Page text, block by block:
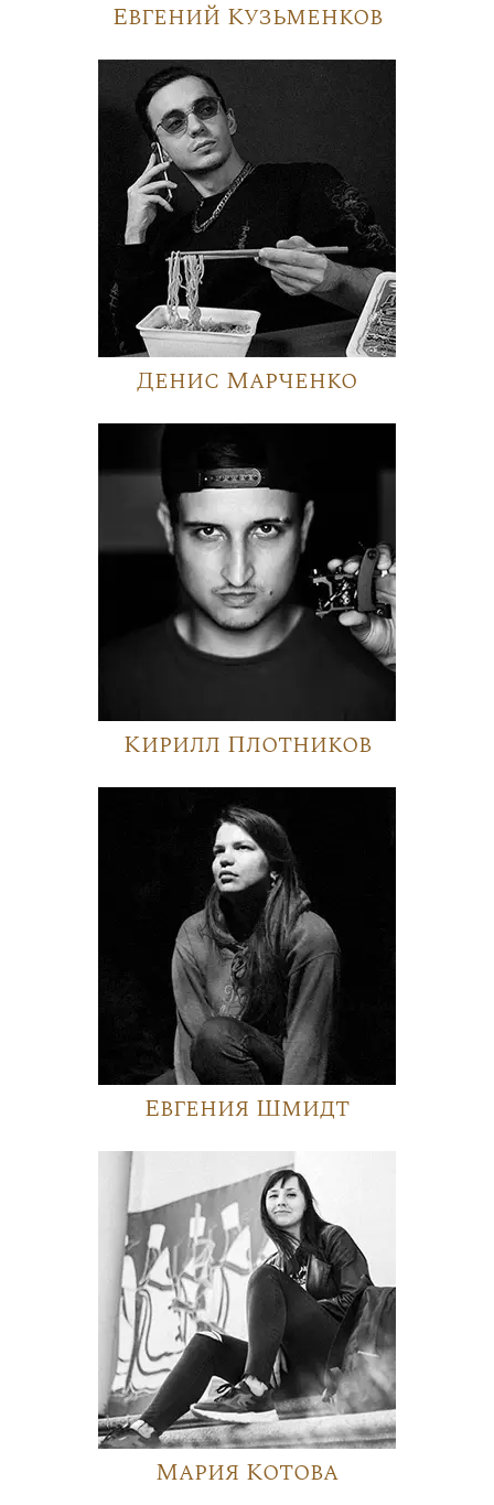
Евгений Кузьменков
Денис Марченко
Кирилл Плотников
Евгения Шмидт
Мария Котова